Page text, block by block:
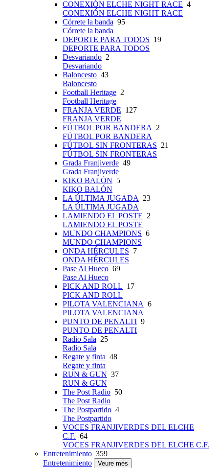
CONEXIÓN ELCHE NIGHT RACE 4
CONEXIÓN ELCHE NIGHT RACE
Córrete la banda 95
Córrete la banda
DEPORTE PARA TODOS 19
DEPORTE PARA TODOS
Desvariando 2
Desvariando
Baloncesto 43
Baloncesto
Football Heritage 2
Football Heritage
FRANJA VERDE 127
FRANJA VERDE
FÚTBOL POR BANDERA 2
FÚTBOL POR BANDERA
FÚTBOL SIN FRONTERAS 21
FÚTBOL SIN FRONTERAS
Grada Franjiverde 49
Grada Franjiverde
KIKO BALÓN 5
KIKO BALÓN
LA ÚLTIMA JUGADA 23
LA ÚLTIMA JUGADA
LAMIENDO EL POSTE 2
LAMIENDO EL POSTE
MUNDO CHAMPIONS 6
MUNDO CHAMPIONS
ONDA HÉRCULES 7
ONDA HÉRCULES
Pase Al Hueco 69
Pase Al Hueco
PICK AND ROLL 17
PICK AND ROLL
PILOTA VALENCIANA 6
PILOTA VALENCIANA
PUNTO DE PENALTI 9
PUNTO DE PENALTI
Radio Sala 25
Radio Sala
Regate y finta 48
Regate y finta
RUN & GUN 37
RUN & GUN
The Post Radio 50
The Post Radio
The Postpartido 4
The Postpartido
VOCES FRANJIVERDES DEL ELCHE
C.F. 64
VOCES FRANJIVERDES DEL ELCHE C.F.
Entretenimiento 359
Entretenimiento
Veure més